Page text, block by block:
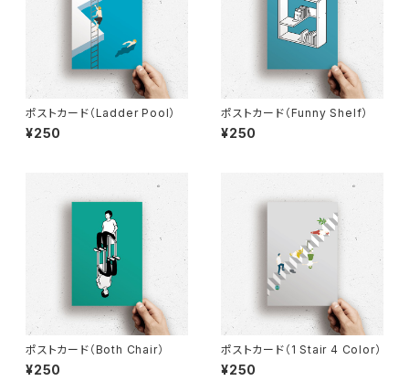
ポストカード（Ladder Pool）
¥250
ポストカード（Funny Shelf）
¥250
ポストカード（Both Chair）
¥250
ポストカード（1 Stair 4 Color）
¥250